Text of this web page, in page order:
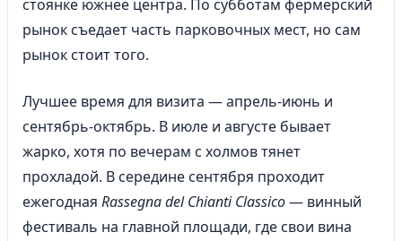
стоянке южнее центра. По субботам фермерский
рынок съедает часть парковочных мест, но сам
рынок стоит того.
Лучшее время для визита — апрель-июнь и
сентябрь-октябрь. В июле и августе бывает
жарко, хотя по вечерам с холмов тянет
прохладой. В середине сентября проходит
ежегодная Rassegna del Chianti Classico— винный
фестиваль на главной площади, где свои вина